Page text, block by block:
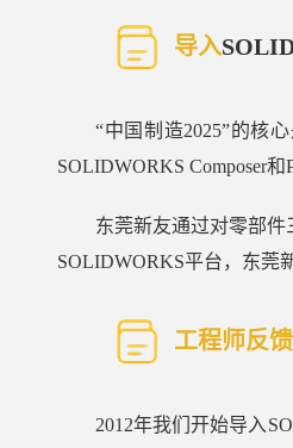
导入
“中国制造2025”的核
SOLIDWORKS Composer和
东莞新友通过对零部
SOLIDWORKS平台，东莞
工程师反馈
2012年我们开始导入